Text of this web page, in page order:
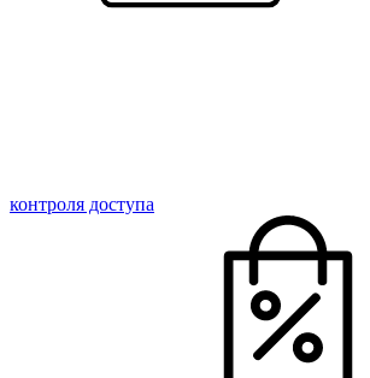
контроля доступа